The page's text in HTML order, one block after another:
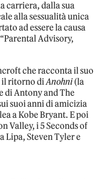
carriera, dalla sua
alla sessualità unica
ad essere la causa
Advisory,
che racconta il suo
il ritorno diAnohni(la
di Antony and The
suoi anni di amicizia
a Kobe Bryant. E poi
Valley, i 5 Seconds of
Lipa, Steven Tyler e